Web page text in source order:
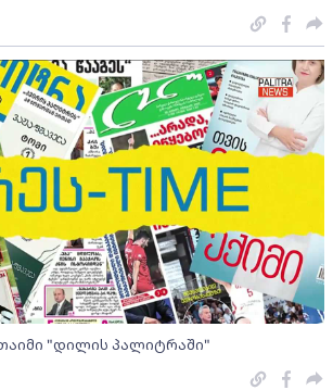
"დილის პალიტრაში"